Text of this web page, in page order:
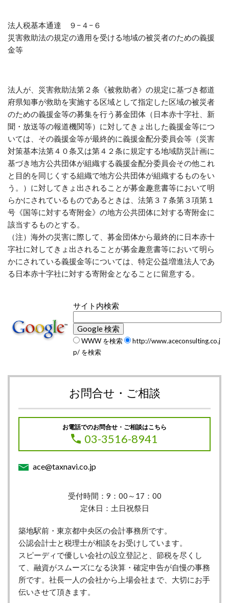
法人税基本通達 ９−４−６
災害救助法の規定の適用を受ける地域の被災者のための義援
金等
法人が、災害救助法第２条《被救助者》の規定に基づき都道
府県知事が救助を実施する区域として指定した区域の被災者
のための義援金等の募集を行う募金団体（日本赤十字社、新
聞・放送等の報道機関等）に対してきょ出した義援金等につ
いては、その義援金等が最終的に義援金配分委員会等（災害
対策基本法第４０条又は第４２条に規定する地域防災計画に
基づき地方公共団体が組織する義援金配分委員会その他これ
と目的を同じくする組織で地方公共団体が組織するものをい
う。）に対してきょ出されることが募金趣意書等において明
らかにされているものであるときは、法第３７条第３項第１
号《国等に対する寄附金》の地方公共団体に対する寄附金に
該当するものとする。
（注）海外の災害に際して、募金団体から最終的に日本赤十
字社に対してきょ出されることが募金趣意書等において明ら
かにされている義援金等については、特定公益増進法人であ
る日本赤十字社に対する寄附金となることに留意する。
サイト内検索
WWW を検索
http://www.aceconsulting.co.j
p/ を検索
お問合せ・ご相談
お電話でのお問合せ・ご相談はこちら
03-3516-8941
ace@taxnavi.co.jp
受付時間：9：00～17：00
定休日：土日祝祭日
築地駅前・東京都中央区の会計事務所です。
公認会計士と税理士が相談をお受けしています。
スピーディで優しい会社の設立登記と、節税を尽くし
て、融資がスムーズになる決算・確定申告が自慢の事務
所です。社長一人の会社から上場会社まで、大切にお手
伝いさせて頂きます。